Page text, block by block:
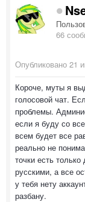
66
Опубликовано 21
Короче, муты я
голосовой чат.
проблемы.
если я буду со
всем будет все
реально не
точки есть
русскими, а все
у тебя нету
разбану.